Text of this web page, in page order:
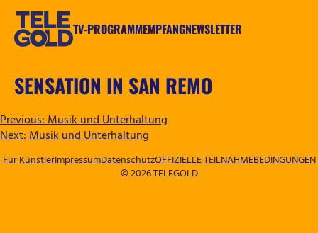
Zum
springen
TV-PROGRAMMEMPFANGNEWSLETTER
SENSATION IN SAN REMO
BEITRAGSNAVIGATION
Previous:Musik und Unterhaltung
Next:Musik und Unterhaltung
© 2026 TELEGOLD
Für KünstlerImpressumDatenschutzOFFIZIELLE TEILNAHMEBEDINGUNGEN